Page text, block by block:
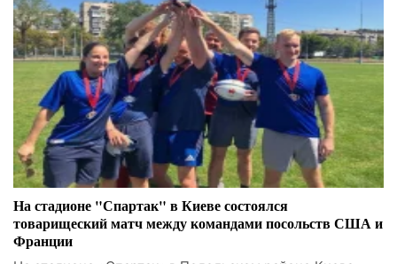
На стадионе "Спартак" в Киеве состоялся
товарищеский матч между командами посольств США и
Франции